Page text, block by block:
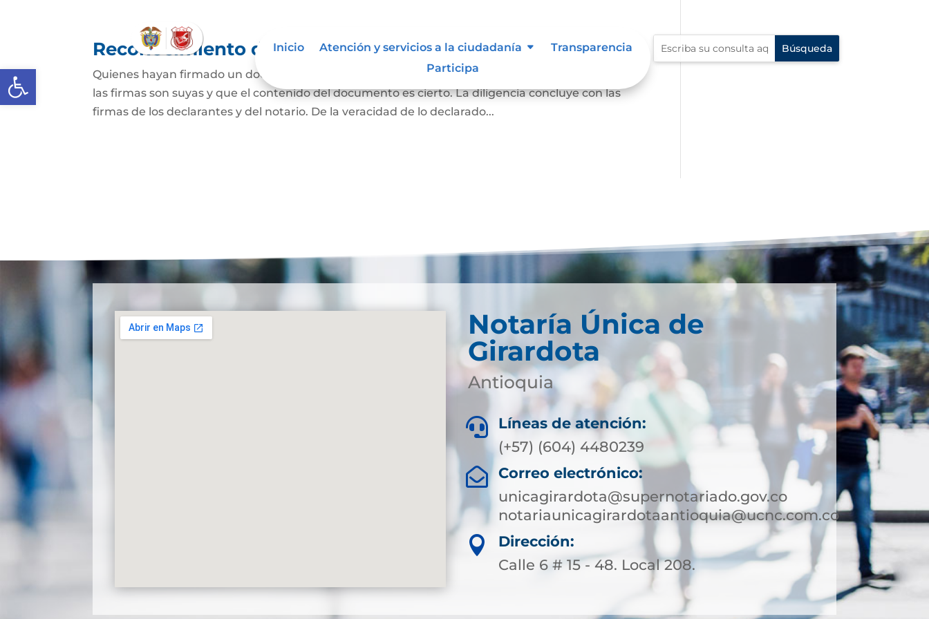
Abrir barra de herramientas
Inicio Atención y servicios a la ciudadanía
Transparencia
Participa
Reconocimiento de firma y contenido
Quienes hayan firmado un documento privado podrán acudir ante el notario para declarar que
las firmas son suyas y que el contenido del documento es cierto. La diligencia concluye con las
firmas de los declarantes y del notario. De la veracidad de lo declarado...
Notaría Única de
Girardota
Antioquia

Líneas de atención:
(+57) (604) 4480239

Correo electrónico:
unicagirardota@supernotariado.gov.co
notariaunicagirardotaantioquia@ucnc.com.co

Dirección:
Calle 6 # 15 - 48. Local 208.